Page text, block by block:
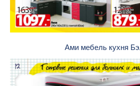
Ами мебель кухня